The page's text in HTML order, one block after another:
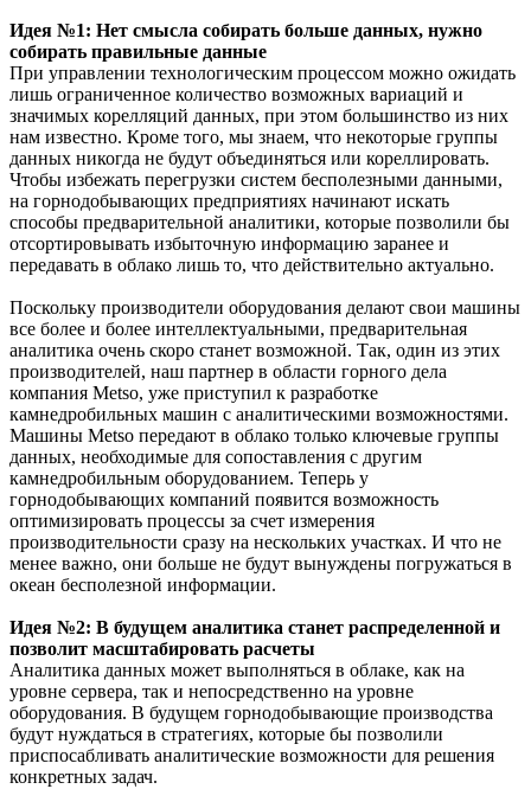
Идея №1: Нет смысла собирать больше данных, нужно
собирать правильные данные
При управлении технологическим процессом можно ожидать
лишь ограниченное количество возможных вариаций и
значимых корелляций данных, при этом большинство из них
нам известно. Кроме того, мы знаем, что некоторые группы
данных никогда не будут объединяться или кореллировать.
Чтобы избежать перегрузки систем бесполезными данными,
на горнодобывающих предприятиях начинают искать
способы предварительной аналитики, которые позволили бы
отсортировывать избыточную информацию заранее и
передавать в облако лишь то, что действительно актуально.
Поскольку производители оборудования делают свои машины
все более и более интеллектуальными, предварительная
аналитика очень скоро станет возможной. Так, один из этих
производителей, наш партнер в области горного дела
компания Metso, уже приступил к разработке
камнедробильных машин с аналитическими возможностями.
Машины Metso передают в облако только ключевые группы
данных, необходимые для сопоставления с другим
камнедробильным оборудованием. Теперь у
горнодобывающих компаний появится возможность
оптимизировать процессы за счет измерения
производительности сразу на нескольких участках. И что не
менее важно, они больше не будут вынуждены погружаться в
океан бесполезной информации.
Идея №2: В будущем аналитика станет распределенной и
позволит масштабировать расчеты
Аналитика данных может выполняться в облаке, как на
уровне сервера, так и непосредственно на уровне
оборудования. В будущем горнодобывающие производства
будут нуждаться в стратегиях, которые бы позволили
приспосабливать аналитические возможности для решения
конкретных задач.